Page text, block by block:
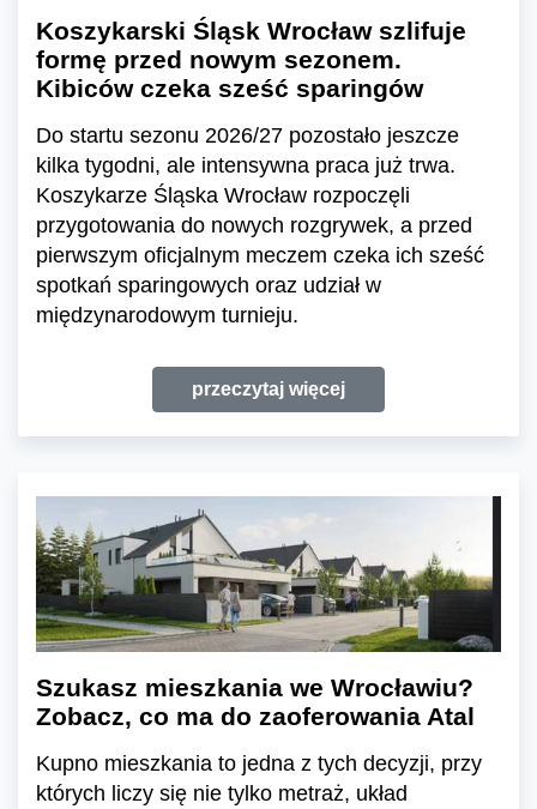
Koszykarski Śląsk Wrocław szlifuje
formę przed nowym sezonem.
Kibiców czeka sześć sparingów
Do startu sezonu 2026/27 pozostało jeszcze
kilka tygodni, ale intensywna praca już trwa.
Koszykarze Śląska Wrocław rozpoczęli
przygotowania do nowych rozgrywek, a przed
pierwszym oficjalnym meczem czeka ich sześć
spotkań sparingowych oraz udział w
międzynarodowym turnieju.
przeczytaj więcej
Szukasz mieszkania we Wrocławiu?
Zobacz, co ma do zaoferowania Atal
Kupno mieszkania to jedna z tych decyzji, przy
których liczy się nie tylko metraż, układ